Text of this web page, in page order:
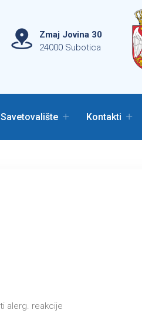
Zmaj Jovina 30
24000 Subotica
Savetovalište Kontakti
alerg. reakcije